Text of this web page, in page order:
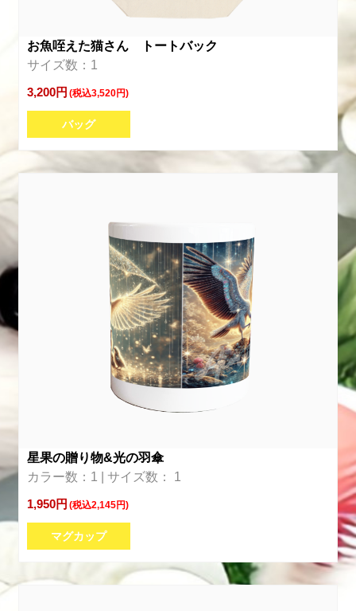
お魚咥えた猫さん トートバック
サイズ数：1
3,200円 (税込3,520円)
バッグ
星果の贈り物&光の羽傘
カラー数：1 | サイズ数： 1
1,950円 (税込2,145円)
マグカップ